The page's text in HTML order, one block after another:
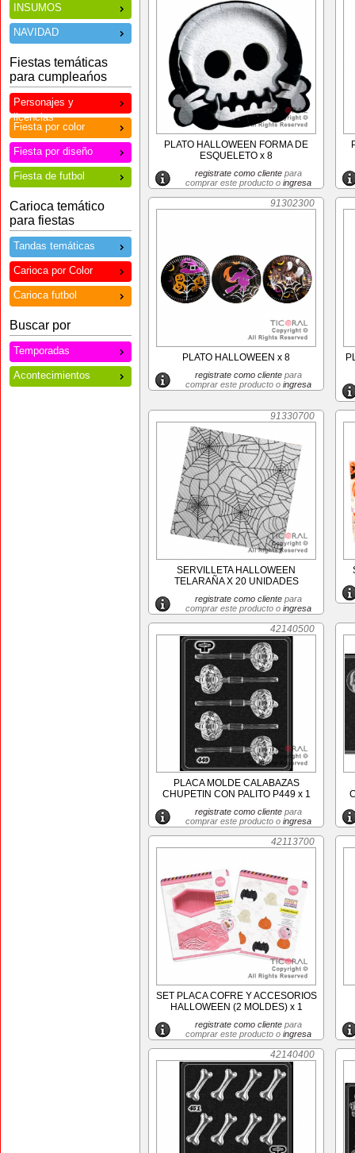
INSUMOS
NAVIDAD
Fiestas temáticas
para cumpleańos
Personajes y
licencias
Fiesta por color
Fiesta por diseño
Fiesta de futbol
Carioca temático
para fiestas
Tandas temáticas
Carioca por Color
Carioca futbol
Buscar por
Temporadas
Acontecimientos
PLATO HALLOWEEN FORMA DE
ESQUELETO x 8
registrate como clientepara
comprar este producto o ingresa
91302300
PLATO HALLOWEEN x 8
registrate como clientepara
comprar este producto o ingresa
91330700
SERVILLETA HALLOWEEN
TELARAÑA X 20 UNIDADES
registrate como clientepara
comprar este producto o ingresa
42140500
PLACA MOLDE CALABAZAS
CHUPETIN CON PALITO P449 x 1
registrate como clientepara
comprar este producto o ingresa
42113700
SET PLACA COFRE Y ACCESORIOS
HALLOWEEN (2 MOLDES) x 1
registrate como clientepara
comprar este producto o ingresa
42140400